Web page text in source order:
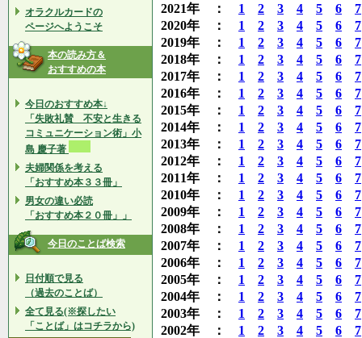
オラクルカードの
ページへようこそ
本の読み方＆
おすすめの本
今日のおすすめ本↓
「失敗礼賛 不安と生きる
コミュニケーション術」小
島 慶子著
夫婦関係を考える
「おすすめ本３３冊」
男女の違い必読
「おすすめ本２０冊」」
今日のことば検索
日付順で見る
（過去のことば）
全て見る(※探したい
「ことば」はコチラから)
2021年 ： 1 2 3 4 5 6
7
2020年 ： 1 2 3 4 5 6
7
2019年 ： 1 2 3 4 5 6
7
2018年 ： 1 2 3 4 5 6
7
2017年 ： 1 2 3 4 5 6
7
2016年 ： 1 2 3 4 5 6
7
2015年 ： 1 2 3 4 5 6
7
2014年 ： 1 2 3 4 5 6
7
2013年 ： 1 2 3 4 5 6
7
2012年 ： 1 2 3 4 5 6
7
2011年 ： 1 2 3 4 5 6
7
2010年 ： 1 2 3 4 5 6
7
2009年 ： 1 2 3 4 5 6
7
2008年 ： 1 2 3 4 5 6
7
2007年 ： 1 2 3 4 5 6
7
2006年 ： 1 2 3 4 5 6
7
2005年 ： 1 2 3 4 5 6
7
2004年 ： 1 2 3 4 5 6
7
2003年 ： 1 2 3 4 5 6
7
2002年 ： 1 2 3 4 5 6
7